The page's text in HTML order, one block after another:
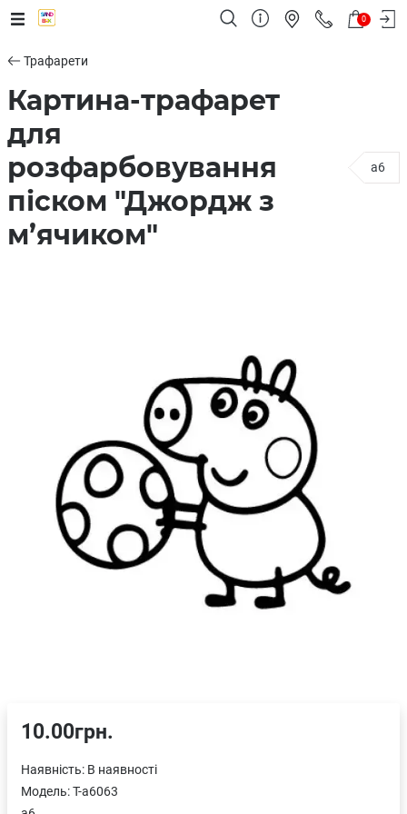
0
Трафарети
Картина-трафарет
для
розфарбовування
піском "Джордж з
м’ячиком"
a6
10.00грн.
Наявність: В наявності
Модель:T-a6063